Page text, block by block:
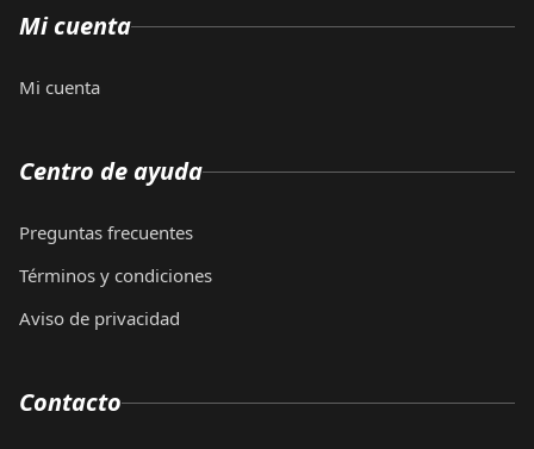
Mi cuenta
Mi cuenta
Centro de ayuda
Preguntas frecuentes
Términos y condiciones
Aviso de privacidad
Contacto